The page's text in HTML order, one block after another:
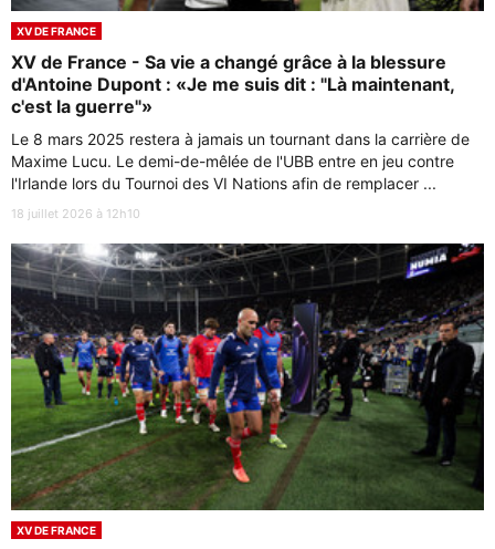
XV DE FRANCE
XV de France - Sa vie a changé grâce à la blessure
d'Antoine Dupont : «Je me suis dit : "Là maintenant,
c'est la guerre"»
Le 8 mars 2025 restera à jamais un tournant dans la carrière de
Maxime Lucu. Le demi-de-mêlée de l'UBB entre en jeu contre
l'Irlande lors du Tournoi des VI Nations afin de remplacer ...
18 juillet 2026 à 12h10
XV DE FRANCE